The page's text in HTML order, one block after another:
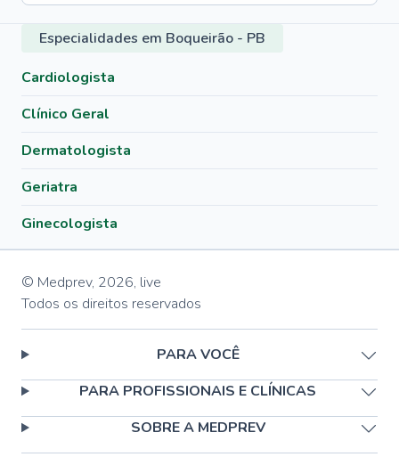
Especialidades em Boqueirão - PB
Cardiologista
Clínico Geral
Dermatologista
Geriatra
Ginecologista
© Medprev, 2026, live
Todos os direitos reservados
PARA VOCÊ
PARA PROFISSIONAIS E CLÍNICAS
SOBRE A MEDPREV